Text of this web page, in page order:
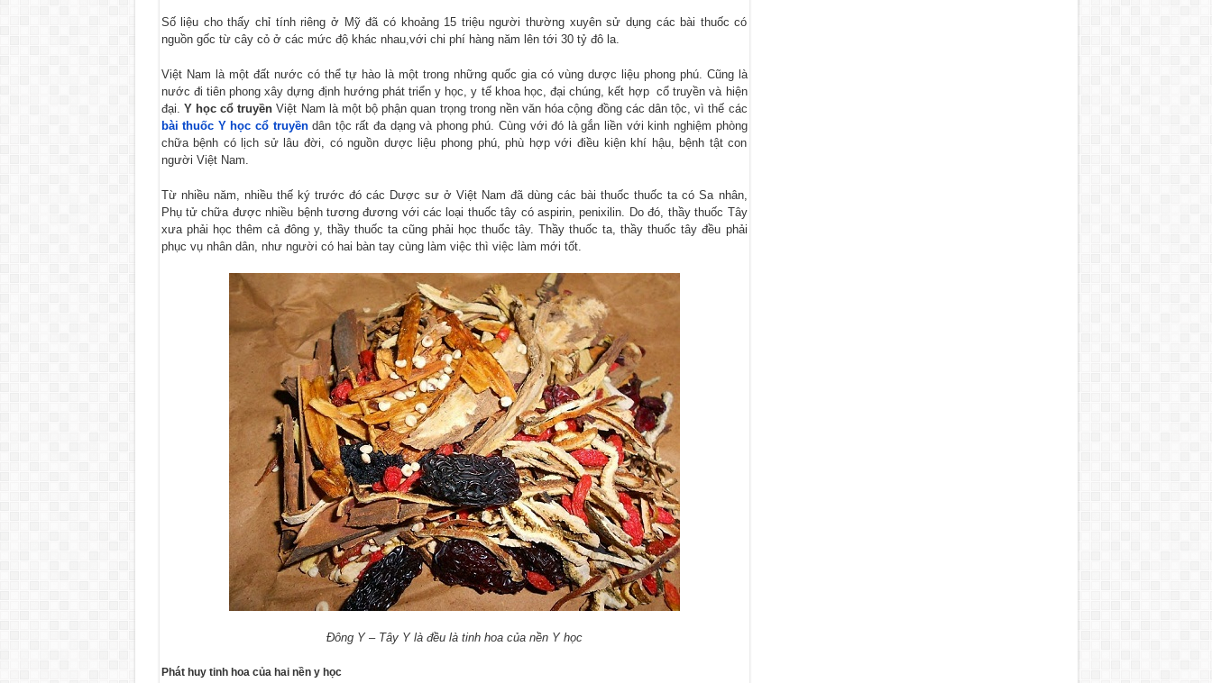
Số liệu cho thấy chỉ tính riêng ở Mỹ đã có khoảng 15 triệu người thường xuyên sử dụng các bài thuốc có
nguồn gốc từ cây cỏ ở các mức độ khác nhau,với chi phí hàng năm lên tới 30 tỷ đô la.
Việt Nam là một đất nước có thể tự hào là một trong những quốc gia có vùng dược liệu phong phú. Cũng là
nước đi tiên phong xây dựng định hướng phát triển y học, y tế khoa học, đại chúng, kết hợp cổ truyền và hiện
đại. Y học cổ truyền Việt Nam là một bộ phận quan trọng trong nền văn hóa cộng đồng các dân tộc, vì thế các
bài thuốc Y học cổ truyền dân tộc rất đa dạng và phong phú. Cùng với đó là gắn liền với kinh nghiệm phòng
chữa bệnh có lịch sử lâu đời, có nguồn dược liệu phong phú, phù hợp với điều kiện khí hậu, bệnh tật con
người Việt Nam.
Từ nhiều năm, nhiều thế ký trước đó các Dược sư ở Việt Nam đã dùng các bài thuốc thuốc ta có Sa nhân,
Phụ tử chữa được nhiều bệnh tương đương với các loại thuốc tây có aspirin, penixilin. Do đó, thầy thuốc Tây
xưa phải học thêm cả đông y, thầy thuốc ta cũng phải học thuốc tây. Thầy thuốc ta, thầy thuốc tây đều phải
phục vụ nhân dân, như người có hai bàn tay cùng làm việc thì việc làm mới tốt.
Đông Y – Tây Y là đều là tinh hoa của nền Y học
Phát huy tinh hoa của hai nền y học